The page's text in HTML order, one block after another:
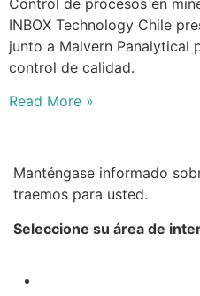
INBOX Technology Chile
junto a Malvern Panalytical
control de calidad.
Read More »
Manténgase informado
traemos para usted.
Seleccione su área de